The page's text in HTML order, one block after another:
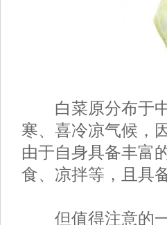
白菜原分布于中
寒、喜冷凉气候，
由于自身具备丰富
食、凉拌等，且具
但值得注意的一